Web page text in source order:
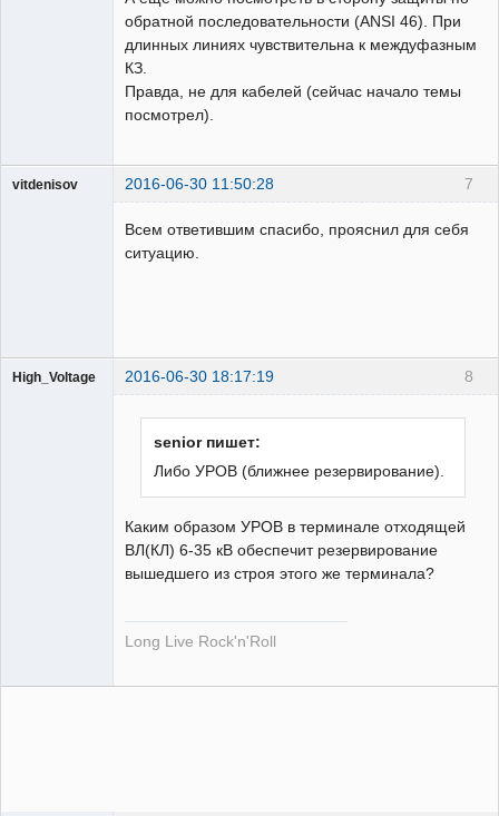
обратной последовательности (ANSI 46). При
длинных линиях чувствительна к междуфазным
КЗ.
Правда, не для кабелей (сейчас начало темы
посмотрел).
7
vitdenisov 2016-06-30 11:50:28
Всем ответившим спасибо, прояснил для себя
ситуацию.
8
High_Voltage 2016-06-30 18:17:19
senior пишет:
Либо УРОВ (ближнее резервирование).
Каким образом УРОВ в терминале отходящей
ВЛ(КЛ) 6-35 кВ обеспечит резервирование
вышедшего из строя этого же терминала?
Long Live Rock'n'Roll